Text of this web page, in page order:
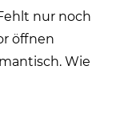
nur noch
öffnen
Wie